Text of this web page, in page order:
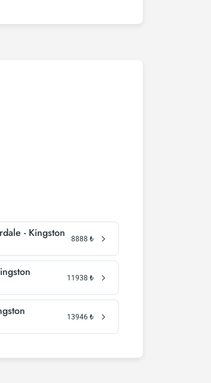
- Kingston 8888 ₺
11938 ₺
13946 ₺